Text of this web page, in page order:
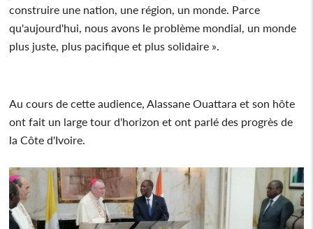
construire une nation, une région, un monde. Parce
qu'aujourd'hui, nous avons le problème mondial, un monde
plus juste, plus pacifique et plus solidaire ».
Au cours de cette audience, Alassane Ouattara et son hôte
ont fait un large tour d'horizon et ont parlé des progrès de
la Côte d'Ivoire.